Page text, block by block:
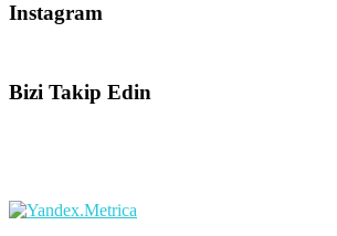
Instagram
Bizi Takip Edin